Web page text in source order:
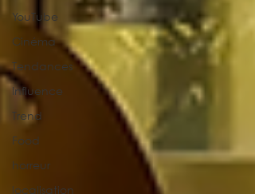
YouTube
Cinéma
Tendances
Influence
Trend
Food
horreur
localisation